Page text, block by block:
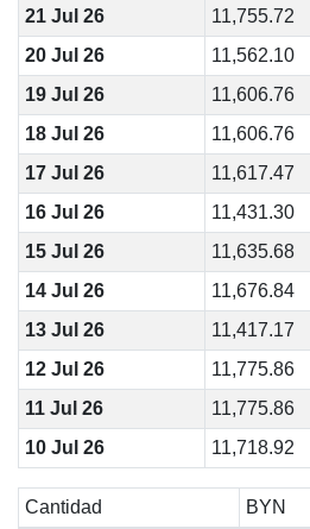
21 Jul 26
11,755.72
20 Jul 26
11,562.10
19 Jul 26
11,606.76
18 Jul 26
11,606.76
17 Jul 26
11,617.47
16 Jul 26
11,431.30
15 Jul 26
11,635.68
14 Jul 26
11,676.84
13 Jul 26
11,417.17
12 Jul 26
11,775.86
11 Jul 26
11,775.86
10 Jul 26
11,718.92
Cantidad
BYN